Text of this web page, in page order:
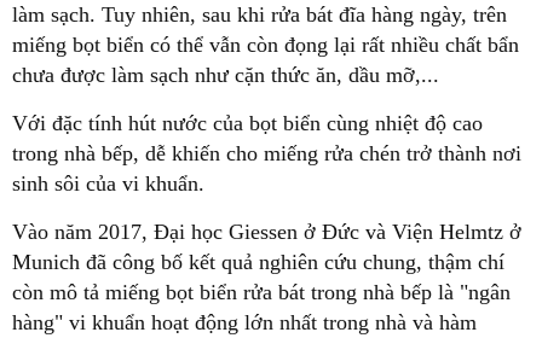
làm sạch. Tuy nhiên, sau khi rửa bát đĩa hàng ngày, trên
miếng bọt biển có thể vẫn còn đọng lại rất nhiều chất bẩn
chưa được làm sạch như cặn thức ăn, dầu mỡ,...
Với đặc tính hút nước của bọt biển cùng nhiệt độ cao
trong nhà bếp, dễ khiến cho miếng rửa chén trở thành nơi
sinh sôi của vi khuẩn.
Vào năm 2017, Đại học Giessen ở Đức và Viện Helmtz ở
Munich đã công bố kết quả nghiên cứu chung, thậm chí
còn mô tả miếng bọt biển rửa bát trong nhà bếp là "ngân
hàng" vi khuẩn hoạt động lớn nhất trong nhà và hàm